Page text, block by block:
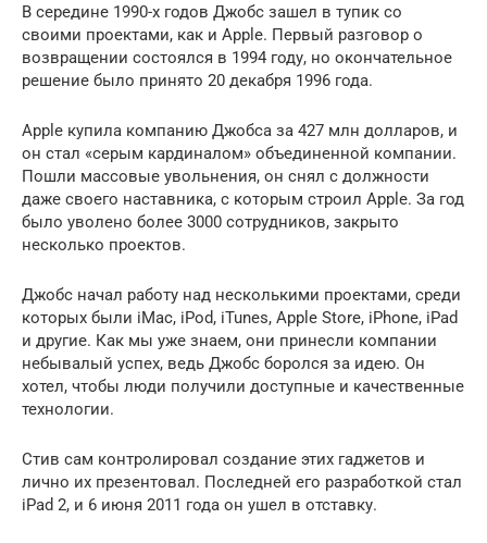
В середине 1990-х годов Джобс зашел в тупик со
своими проектами, как и Apple. Первый разговор о
возвращении состоялся в 1994 году, но окончательное
решение было принято 20 декабря 1996 года.
Apple купила компанию Джобса за 427 млн долларов, и
он стал «серым кардиналом» объединенной компании.
Пошли массовые увольнения, он снял с должности
даже своего наставника, с которым строил Apple. За год
было уволено более 3000 сотрудников, закрыто
несколько проектов.
Джобс начал работу над несколькими проектами, среди
которых были iMac, iPod, iTunes, Apple Store, iPhone, iPad
и другие. Как мы уже знаем, они принесли компании
небывалый успех, ведь Джобс боролся за идею. Он
хотел, чтобы люди получили доступные и качественные
технологии.
Стив сам контролировал создание этих гаджетов и
лично их презентовал. Последней его разработкой стал
iPad 2, и 6 июня 2011 года он ушел в отставку.